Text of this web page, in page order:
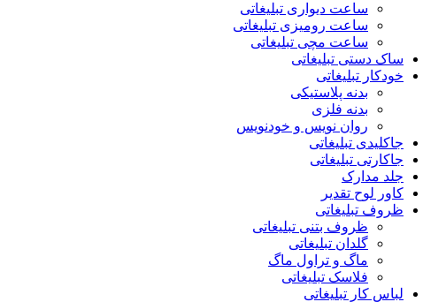
ساعت دیواری تبلیغاتی
ساعت رومیزی تبلیغاتی
ساعت مچی تبلیغاتی
ساک دستی تبلیغاتی
خودکار تبلیغاتی
بدنه پلاستیکی
بدنه فلزی
روان نویس و خودنویس
جاکلیدی تبلیغاتی
جاکارتی تبلیغاتی
جلد مدارک
کاور لوح تقدیر
ظروف تبلیغاتی
ظروف بتنی تبلیغاتی
گلدان تبلیغاتی
ماگ و تراول ماگ
فلاسک تبلیغاتی
لباس کار تبلیغاتی